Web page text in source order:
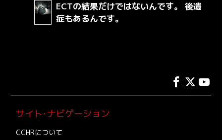
ECTの結果だけではないんです。 後遺
症もあるんです。
サイト･ナビゲーション
CCHRについて